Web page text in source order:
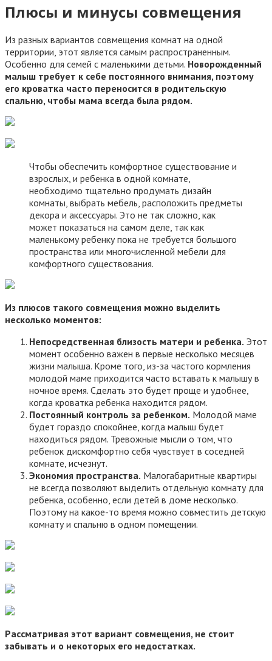
Плюсы и минусы совмещения
Из разных вариантов совмещения комнат на одной
территории, этот является самым распространенным.
Особенно для семей с маленькими детьми. Новорожденный
малыш требует к себе постоянного внимания, поэтому
его кроватка часто переносится в родительскую
спальню, чтобы мама всегда была рядом.
Чтобы обеспечить комфортное существование и
взрослых, и ребенка в одной комнате,
необходимо тщательно продумать дизайн
комнаты, выбрать мебель, расположить предметы
декора и аксессуары. Это не так сложно, как
может показаться на самом деле, так как
маленькому ребенку пока не требуется большого
пространства или многочисленной мебели для
комфортного существования.
Из плюсов такого совмещения можно выделить
несколько моментов:
Непосредственная близость матери и ребенка. Этот
момент особенно важен в первые несколько месяцев
жизни малыша. Кроме того, из-за частого кормления
молодой маме приходится часто вставать к малышу в
ночное время. Сделать это будет проще и удобнее,
когда кроватка ребенка находится рядом.
Постоянный контроль за ребенком. Молодой маме
будет гораздо спокойнее, когда малыш будет
находиться рядом. Тревожные мысли о том, что
ребенок дискомфортно себя чувствует в соседней
комнате, исчезнут.
Экономия пространства. Малогабаритные квартиры
не всегда позволяют выделить отдельную комнату для
ребенка, особенно, если детей в доме несколько.
Поэтому на какое-то время можно совместить детскую
комнату и спальню в одном помещении.
Рассматривая этот вариант совмещения, не стоит
забывать и о некоторых его недостатках.